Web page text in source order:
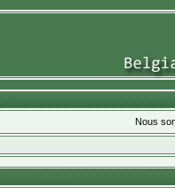
Nous